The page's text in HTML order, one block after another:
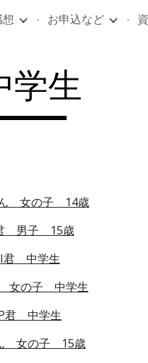
Skip
お申込など
学生
　女の子　14歳
　男子　15歳
I君　中学生
女の子　中学生
君　中学生
　女の子　15歳